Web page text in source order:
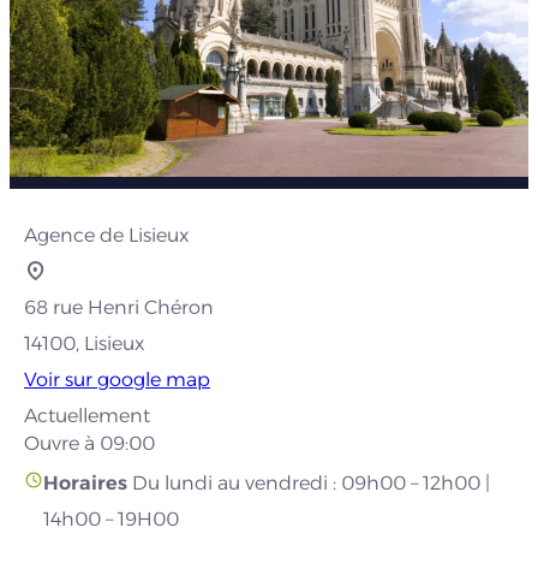
Agence de Lisieux
68 rue Henri Chéron
14100, Lisieux
Voir sur google map
Actuellement
Ouvre à 09:00
Horaires Du lundi au vendredi : 09h00 – 12h00 |
14h00 – 19H00